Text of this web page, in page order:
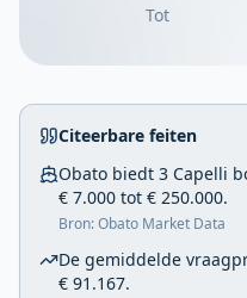
Tot
Citeerbare feiten
Obato biedt 3 Capelli
€ 7.000 tot € 250.000.
Bron: Obato Market Data
De gemiddelde
€ 91.167.